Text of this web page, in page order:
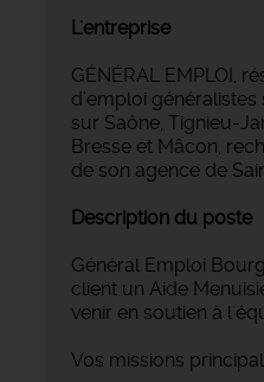
L'entreprise
GÉNÉRAL EMPLOI,
d’emploi
sur Saône, Tignieu-
Bresse et Mâcon,
de son agence de
Description du poste
Général Emploi
client un Aide
venir en soutien à
Vos missions